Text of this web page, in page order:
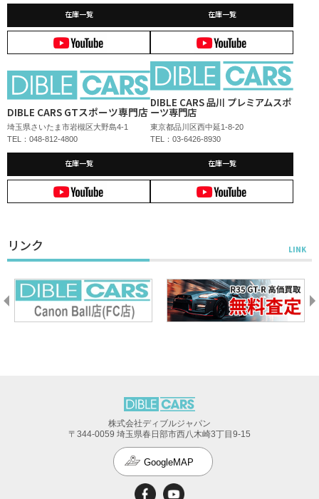
在庫一覧 在庫一覧
DIBLE CARS GTスポーツ専門店
埼玉県さいたま市岩槻区大野島4-1
TEL：048-812-4800
在庫一覧
DIBLE CARS 品川 プレミアムスポ
ーツ専門店
東京都品川区西中延1-8-20
TEL：03-6426-8930
在庫一覧
リンク
株式会社ディブルジャパン
〒344-0059 埼玉県春日部市西八木崎3丁目9-15
GoogleMAP